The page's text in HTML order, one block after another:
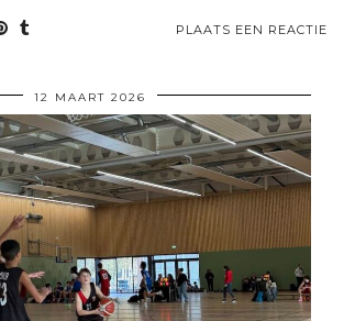
PLAATS EEN REACTIE
12 MAART 2026